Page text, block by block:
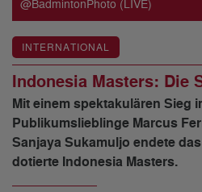
@BadmintonPhoto (LIVE)
INTERNATIONAL
Indonesia Masters: Die
Mit einem spektakulären Sieg
Publikumslieblinge Marcus
Sanjaya Sukamuljo endete
dotierte Indonesia Masters.